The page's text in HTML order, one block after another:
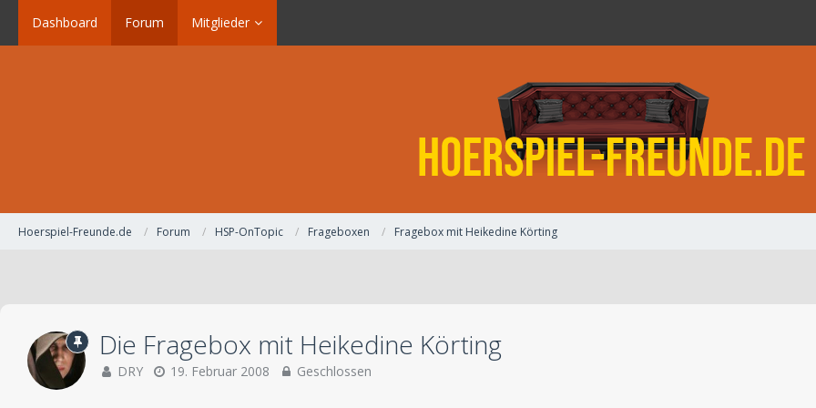
Dashboard Forum Mitglieder
Hoerspiel-Freunde.de Forum HSP-OnTopic Frageboxen Fragebox mit Heikedine Körting
Die Fragebox mit Heikedine Körting
DRY 19. Februar 2008 Geschlossen